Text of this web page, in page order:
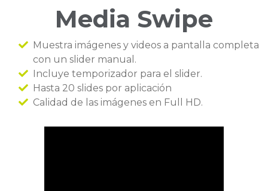
Media Swipe
Muestra imágenes y videos a pantalla completa
con un slider manual.
Incluye temporizador para el slider.
Hasta 20 slides por aplicación
Calidad de las imágenes en Full HD.